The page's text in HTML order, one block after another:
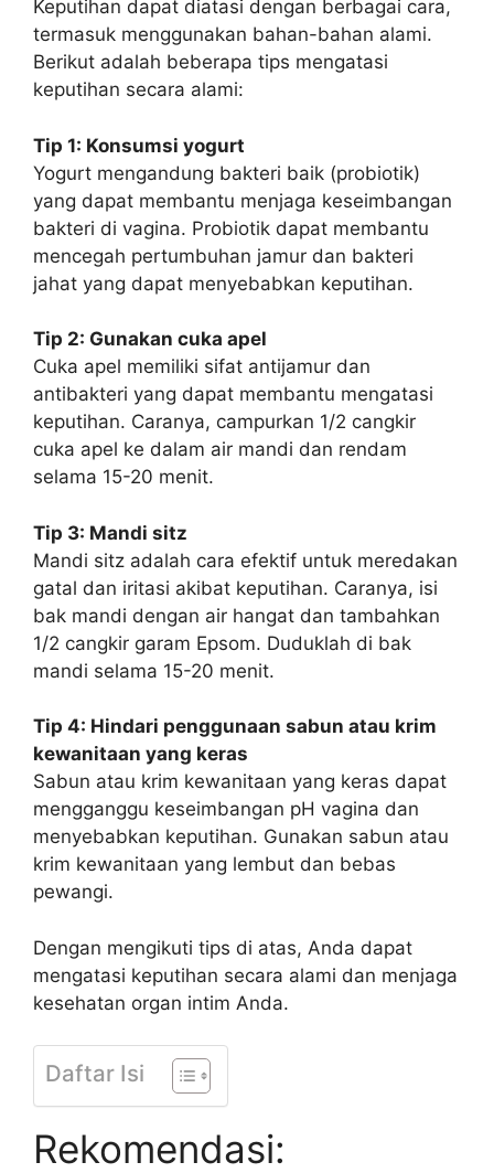
Keputihan dapat diatasi dengan berbagai cara,
termasuk menggunakan bahan-bahan alami.
Berikut adalah beberapa tips mengatasi
keputihan secara alami:
Tip 1: Konsumsi yogurt
Yogurt mengandung bakteri baik (probiotik)
yang dapat membantu menjaga keseimbangan
bakteri di vagina. Probiotik dapat membantu
mencegah pertumbuhan jamur dan bakteri
jahat yang dapat menyebabkan keputihan.
Tip 2: Gunakan cuka apel
Cuka apel memiliki sifat antijamur dan
antibakteri yang dapat membantu mengatasi
keputihan. Caranya, campurkan 1/2 cangkir
cuka apel ke dalam air mandi dan rendam
selama 15-20 menit.
Tip 3: Mandi sitz
Mandi sitz adalah cara efektif untuk meredakan
gatal dan iritasi akibat keputihan. Caranya, isi
bak mandi dengan air hangat dan tambahkan
1/2 cangkir garam Epsom. Duduklah di bak
mandi selama 15-20 menit.
Tip 4: Hindari penggunaan sabun atau krim
kewanitaan yang keras
Sabun atau krim kewanitaan yang keras dapat
mengganggu keseimbangan pH vagina dan
menyebabkan keputihan. Gunakan sabun atau
krim kewanitaan yang lembut dan bebas
pewangi.
Dengan mengikuti tips di atas, Anda dapat
mengatasi keputihan secara alami dan menjaga
kesehatan organ intim Anda.
Daftar Isi
Rekomendasi: